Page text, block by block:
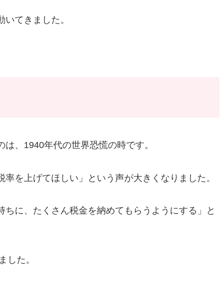
てきました。
、1940年代の世界恐慌の時です。
を上げてほしい」という声が大きくなりました。
ちに、たくさん税金を納めてもらうようにする」と
した。